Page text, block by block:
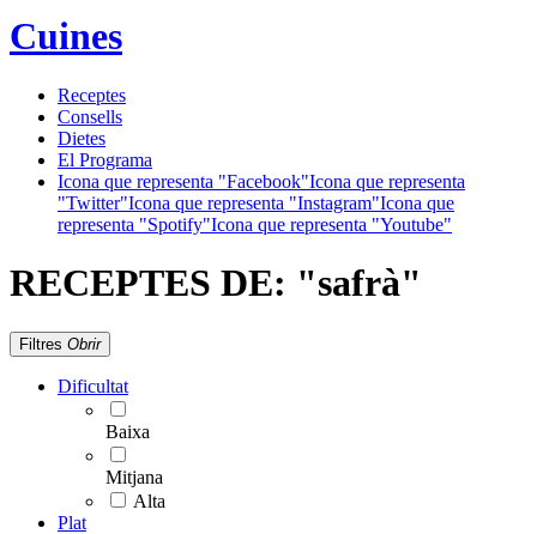
Cuines
Receptes
Consells
Dietes
El Programa
Icona que representa "Facebook"Icona que representa
"Twitter"Icona que representa "Instagram"Icona que
representa "Spotify"Icona que representa "Youtube"
RECEPTES DE: "safrà"
Filtres Obrir
Dificultat
Baixa
Mitjana
Alta
Plat